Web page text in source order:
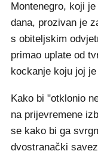
Montenegro, koji
dana, prozivan je
s obiteljskim
primao uplate od
kockanje koju joj
Kako bi "otklonio
na prijevremene
se kako bi ga
dvostranački